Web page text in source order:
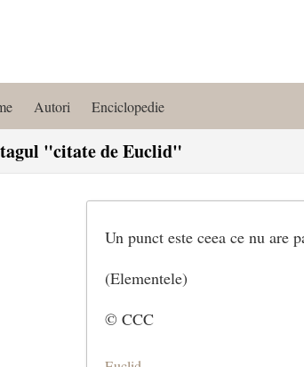
Autori Enciclopedie
"citate de Euclid"
Un punct este ceea ce nu are
(Elementele)
© CCC